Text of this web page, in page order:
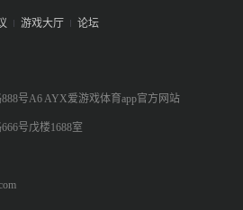
游戏大厅 论坛
号A6 AYX爱游戏体育app官方网站
号戊楼1688室